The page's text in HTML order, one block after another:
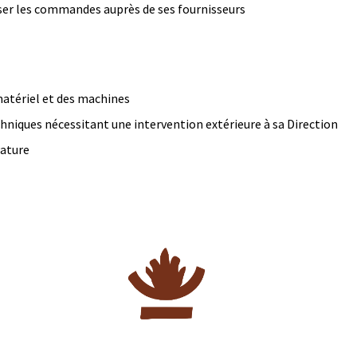
les commandes auprès de ses fournisseurs
et des machines
nécessitant une intervention extérieure à sa Direction